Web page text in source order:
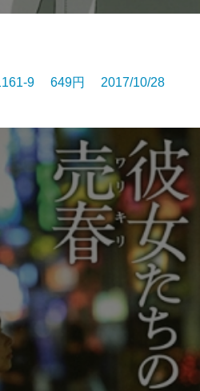
9 649円 2017/10/28